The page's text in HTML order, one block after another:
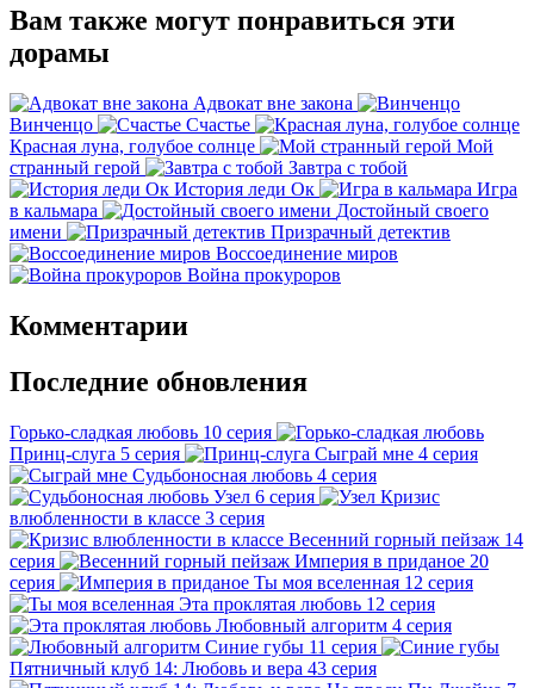
Вам также могут понравиться эти
дорамы
Адвокат вне закона
Винченцо
Счастье
Красная луна, голубое солнце
Мой
странный герой
Завтра с тобой
История леди Ок
Игра
в кальмара
Достойный своего
имени
Призрачный детектив
Воссоединение миров
Война прокуроров
Комментарии
Последние обновления
Горько-сладкая любовь 10 серия
Принц-слуга 5 серия Сыграй мне 4 серия
Судьбоносная любовь 4 серия
Узел 6 серия
Кризис
влюбленности в классе 3 серия
Весенний горный пейзаж 14
серия
Империя в приданое 20
серия
Ты моя вселенная 12 серия
Эта проклятая любовь 12 серия
Любовный алгоритм 4 серия
Синие губы 11 серия
Пятничный клуб 14: Любовь и вера 43 серия